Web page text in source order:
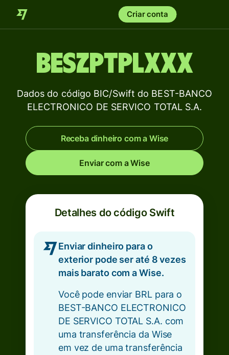
Criar conta
BESZPTPLXXX
Dados do código BIC/Swift do BEST-BANCO
ELECTRONICO DE SERVICO TOTAL S.A.
Receba dinheiro com a Wise
Enviar com a Wise
Detalhes do código Swift
Enviar dinheiro para o
exterior pode ser até 8 vezes
mais barato com a Wise.
Você pode enviar BRL para o
BEST-BANCO ELECTRONICO
DE SERVICO TOTAL S.A. com
uma transferência da Wise
em vez de uma transferência